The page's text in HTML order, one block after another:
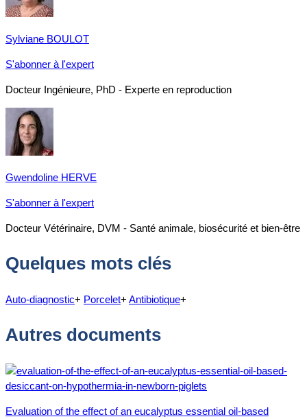
Sylviane BOULOT
S'abonner à l'expert
Docteur Ingénieure, PhD - Experte en reproduction
Gwendoline HERVE
S'abonner à l'expert
Docteur Vétérinaire, DVM - Santé animale, biosécurité et bien-être
Quelques mots clés
Auto-diagnostic+ Porcelet+ Antibiotique+
Autres documents
Evaluation of the effect of an eucalyptus essential oil-based